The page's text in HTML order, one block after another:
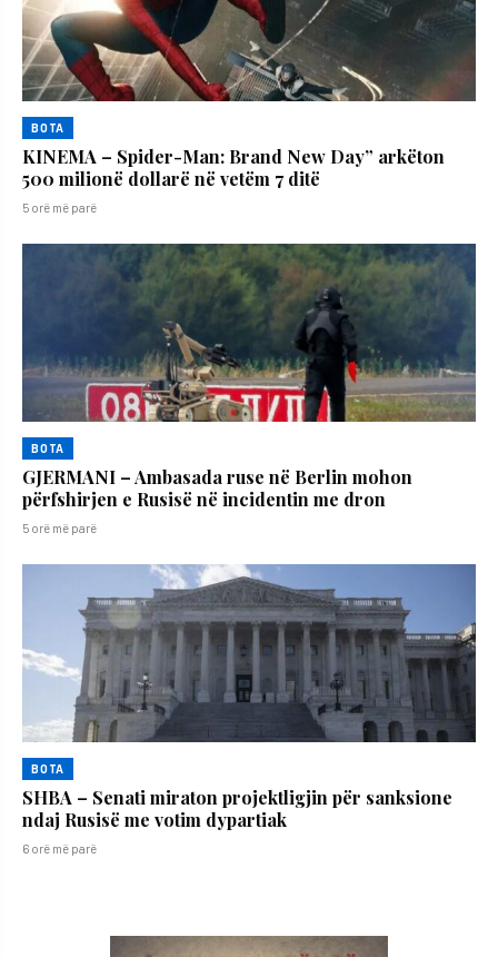
BOTA
KINEMA – Spider-Man: Brand New Day” arkëton
500 milionë dollarë në vetëm 7 ditë
5 orë më parë
BOTA
GJERMANI – Ambasada ruse në Berlin mohon
përfshirjen e Rusisë në incidentin me dron
5 orë më parë
BOTA
SHBA – Senati miraton projektligjin për sanksione
ndaj Rusisë me votim dypartiak
6 orë më parë